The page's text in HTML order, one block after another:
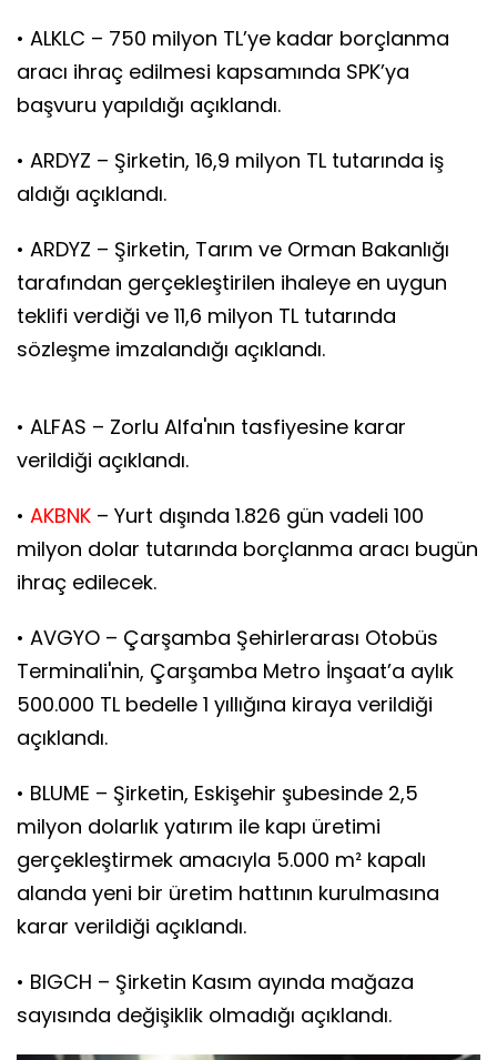
• ALKLC – 750 milyon TL’ye kadar borçlanma
aracı ihraç edilmesi kapsamında SPK’ya
başvuru yapıldığı açıklandı.
• ARDYZ – Şirketin, 16,9 milyon TL tutarında iş
aldığı açıklandı.
• ARDYZ – Şirketin, Tarım ve Orman Bakanlığı
tarafından gerçekleştirilen ihaleye en uygun
teklifi verdiği ve 11,6 milyon TL tutarında
sözleşme imzalandığı açıklandı.
• ALFAS – Zorlu Alfa'nın tasfiyesine karar
verildiği açıklandı.
• AKBNK – Yurt dışında 1.826 gün vadeli 100
milyon dolar tutarında borçlanma aracı bugün
ihraç edilecek.
• AVGYO – Çarşamba Şehirlerarası Otobüs
Terminali'nin, Çarşamba Metro İnşaat’a aylık
500.000 TL bedelle 1 yıllığına kiraya verildiği
açıklandı.
• BLUME – Şirketin, Eskişehir şubesinde 2,5
milyon dolarlık yatırım ile kapı üretimi
gerçekleştirmek amacıyla 5.000 m² kapalı
alanda yeni bir üretim hattının kurulmasına
karar verildiği açıklandı.
• BIGCH – Şirketin Kasım ayında mağaza
sayısında değişiklik olmadığı açıklandı.